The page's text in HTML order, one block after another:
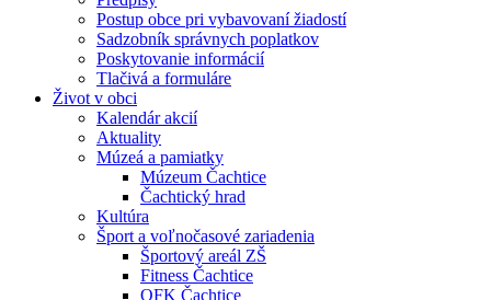
Postup obce pri vybavovaní žiadostí
Sadzobník správnych poplatkov
Poskytovanie informácií
Tlačivá a formuláre
Život v obci
Kalendár akcií
Aktuality
Múzeá a pamiatky
Múzeum Čachtice
Čachtický hrad
Kultúra
Šport a voľnočasové zariadenia
Športový areál ZŠ
Fitness Čachtice
OFK Čachtice